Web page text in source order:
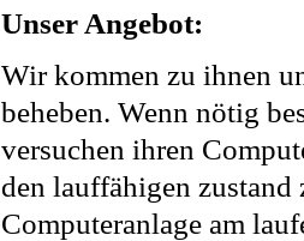
Unser Angebot:
Wir kommen zu ihnen
beheben. Wenn nötig
versuchen ihren
den lauffähigen zustand
Computeranlage am